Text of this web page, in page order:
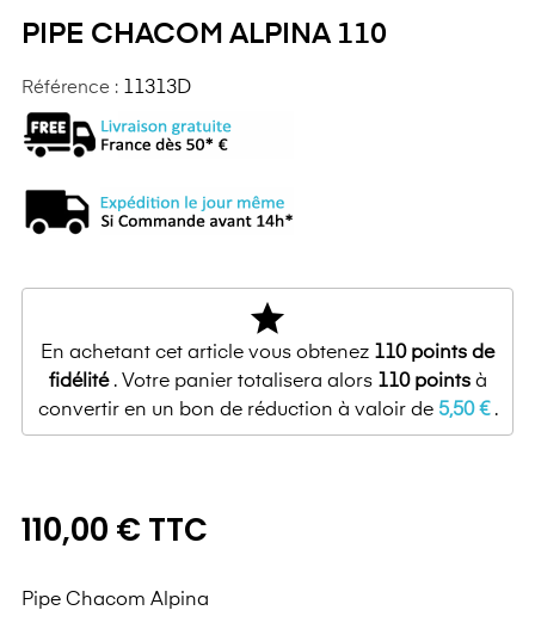
PIPE CHACOM ALPINA 110
Référence : 11313D
star
En achetant cet article vous obtenez 110points de
fidélité. Votre panier totalisera alors 110pointsà
convertir en un bon de réduction à valoir de 5,50 €.
110,00 € TTC
Pipe Chacom Alpina